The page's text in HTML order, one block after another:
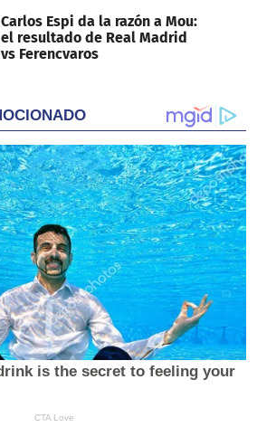
Carlos Espi da la razón a Mou:
el resultado de Real Madrid
vs Ferencvaros